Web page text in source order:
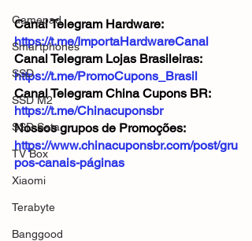
Gamepad
Smartphones
SSD
SSD M2
SSD Sata
TV Box
Xiaomi
Terabyte
Banggood
Canal Telegram Hardware:
https://t.me/ImportaHardwareCanal
Canal Telegram Lojas Brasileiras:
https://t.me/PromoCupons_Brasil
Canal Telegram China Cupons BR:
https://t.me/Chinacuponsbr
Nossos grupos de Promoções:
https://www.chinacuponsbr.com/post/gru
pos-canais-páginas